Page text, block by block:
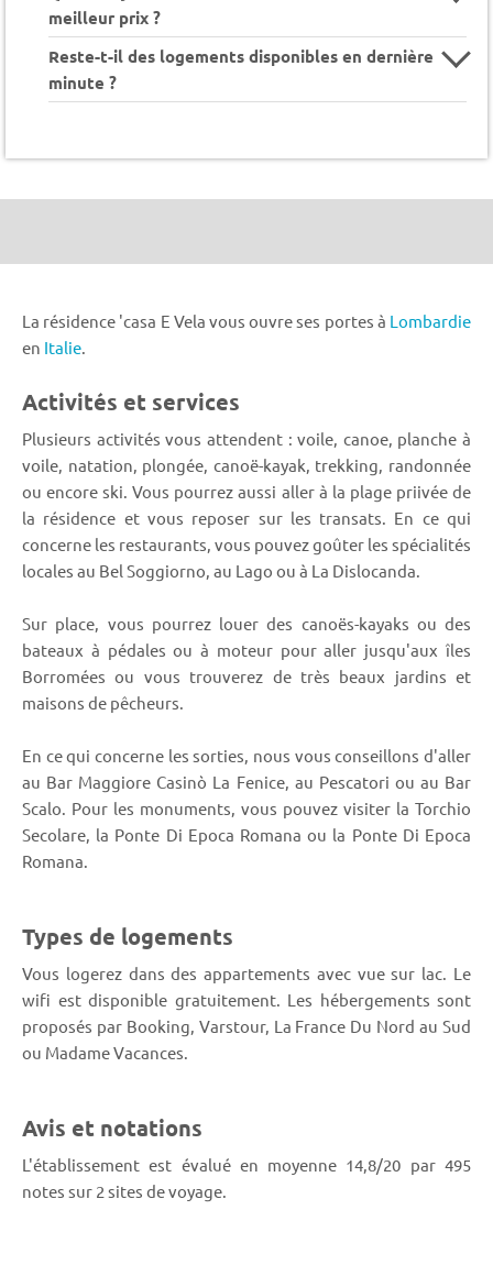
meilleur prix ?
Reste-t-il des logements disponibles en dernière
minute ?
La résidence 'casa E Vela vous ouvre ses portes à Lombardie
en Italie
Activités et services
Plusieurs activités vous attendent : voile, canoe, planche à
voile, natation, plongée, canoë-kayak, trekking, randonnée
ou encore ski. Vous pourrez aussi aller à la plage priivée de
la résidence et vous reposer sur les transats. En ce qui
concerne les restaurants, vous pouvez goûter les spécialités
locales au Bel Soggiorno, au Lago ou à La Dislocanda.
Sur place, vous pourrez louer des canoës-kayaks ou des
bateaux à pédales ou à moteur pour aller jusqu'aux îles
Borromées ou vous trouverez de très beaux jardins et
maisons de pêcheurs.
En ce qui concerne les sorties, nous vous conseillons d'aller
au Bar Maggiore Casinò La Fenice, au Pescatori ou au Bar
Scalo. Pour les monuments, vous pouvez visiter la Torchio
Secolare, la Ponte Di Epoca Romana ou la Ponte Di Epoca
Romana.
Types de logements
Vous logerez dans des appartements avec vue sur lac. Le
wifi est disponible gratuitement. Les hébergements sont
proposés par Booking, Varstour, La France Du Nord au Sud
ou Madame Vacances.
Avis et notations
L'établissement est évalué en moyenne 14,8/20 par 495
notes sur 2 sites de voyage.